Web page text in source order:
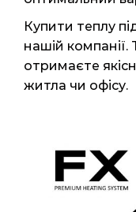
Купити теплу
нашій
отримаєте
житла чи офісу.